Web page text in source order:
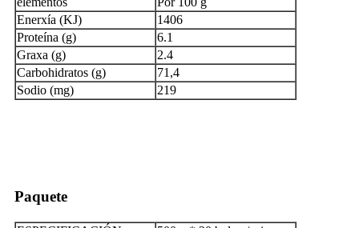
Enerxía (KJ)
1406
Proteína (g)
6.1
Graxa (g)
2.4
Carbohidratos (g)
71,4
Sodio (mg)
219
Paquete